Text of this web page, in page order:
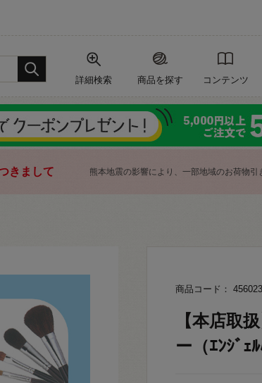
詳細検索 商品を探す コンテンツ
きまして 熊本地震の影響により、一部地域のお荷物
商品コード：
【本店取
ー（ｴﾝｼﾞｪ